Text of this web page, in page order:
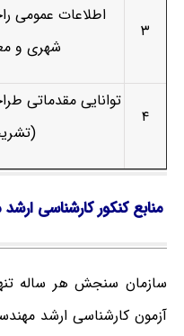
۳
اطلاعات عمومی
شهری و
۴
توانایی مقدماتی
منابع کنکور کارشناسی
سازمان سنجش هر ساله
آزمون کارشناسی ارشد